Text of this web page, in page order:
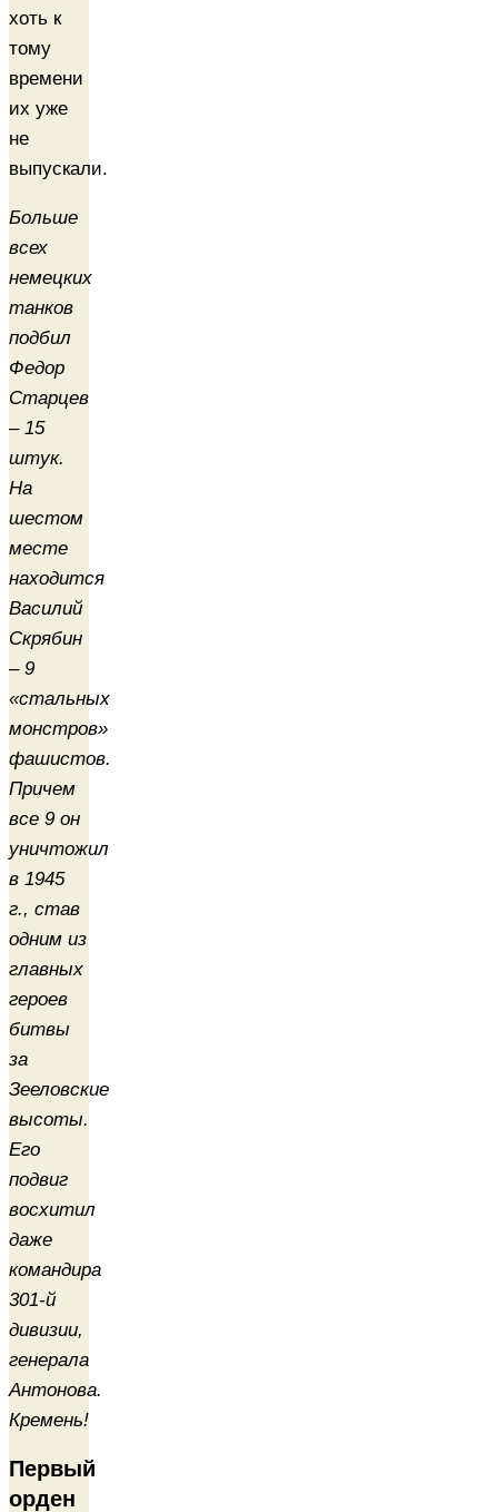
хоть к
тому
времени
их уже
не
выпускали.
Больше
всех
немецких
танков
подбил
Федор
Старцев
– 15
штук.
На
шестом
месте
находится
Василий
Скрябин
– 9
«стальных
монстров»
фашистов.
Причем
все 9 он
уничтожил
в 1945
г., став
одним из
главных
героев
битвы
за
Зееловские
высоты.
Его
подвиг
восхитил
даже
командира
301-й
дивизии,
генерала
Антонова.
Кремень!
Первый
орден